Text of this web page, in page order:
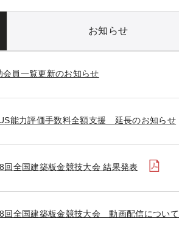
お知らせ
会員一覧更新のお知らせ
能力評価手数料全額支援 延長のお知らせ
回全国建築板金競技大会 結果発表
回全国建築板金競技大会 動画配信について